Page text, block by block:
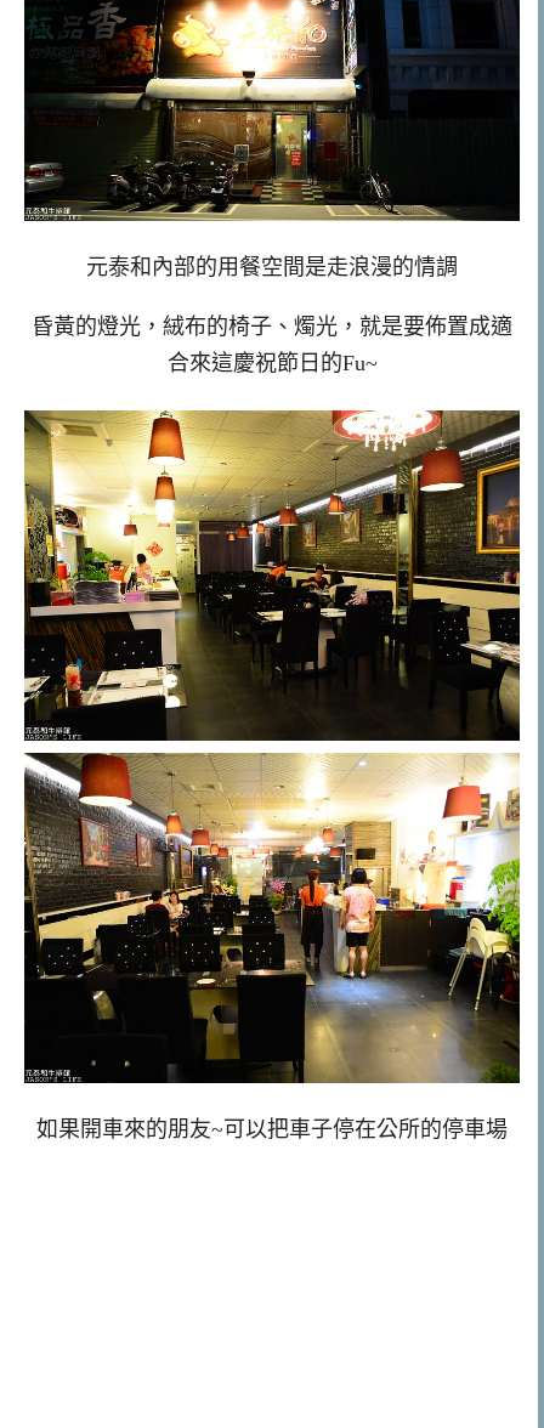
元泰和內部的用餐空間是走浪漫的情調
昏黃的燈光，絨布的椅子、燭光，就是要佈置成適
合來這慶祝節日的Fu~
如果開車來的朋友~可以把車子停在公所的停車場